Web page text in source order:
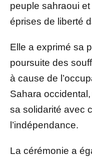
peuple sahraoui
éprises de liberté
Elle a exprimé sa
poursuite des
à cause de
Sahara
sa solidarité avec
l’indépendance.
La cérémonie a